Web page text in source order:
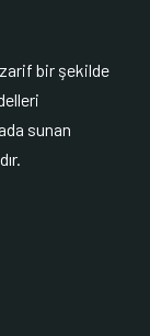
bir şekilde
sunan